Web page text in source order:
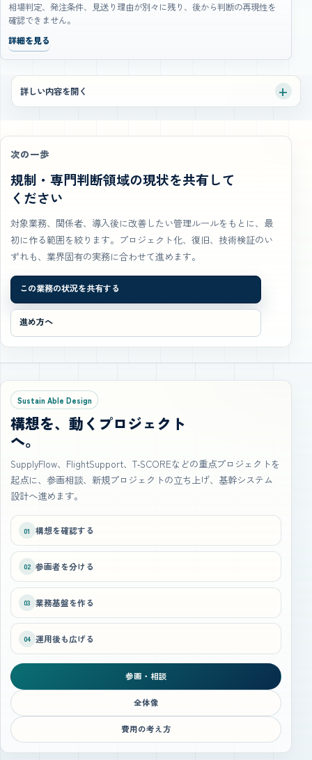
相場判定、発注条件、見送り理由が別々に残り、後から判断の再現性を
確認できません。
詳細を見る
詳しい内容を開く
次の一歩
規制・専門判断領域の現状を共有して
ください
対象業務、関係者、導入後に改善したい管理ルールをもとに、最
初に作る範囲を絞ります。プロジェクト化、復旧、技術検証のい
ずれも、業界固有の実務に合わせて進めます。
この業務の状況を共有する
進め方へ
Sustain Able Design
構想を、動くプロジェクト
へ。
SupplyFlow、FlightSupport、T‑SCOREなどの重点プロジェクトを
起点に、参画相談、新規プロジェクトの立ち上げ、基幹システム
設計へ進めます。
01 構想を確認する
02 参画者を分ける
03 業務基盤を作る
04 運用後も広げる
参画・相談
全体像
費用の考え方